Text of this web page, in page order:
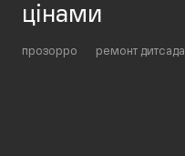
цінами
прозорро ремонт дитсада